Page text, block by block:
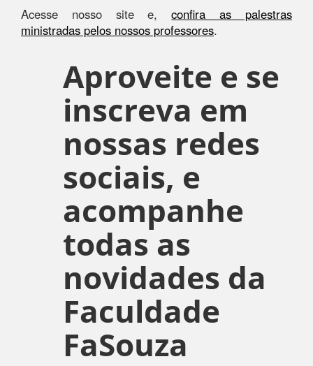
Acesse nosso site e,confira as palestras
ministradas pelos nossos professores.
Aproveite e se
inscreva em
nossas redes
sociais, e
acompanhe
todas as
novidades da
Faculdade
FaSouza